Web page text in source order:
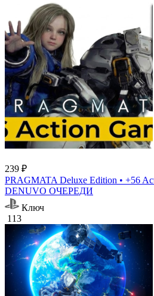
239 ₽
PRAGMATA Deluxe Edition • +56
DENUVO ОЧЕРЕДИ
Ключ
113